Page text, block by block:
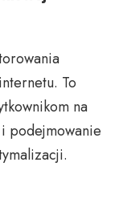
To
na
podejmowanie